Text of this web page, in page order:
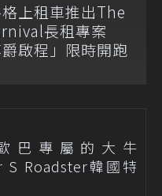
上租車推出The
長租專案
爵啟程」限時開跑
專屬的大牛
S Roadster韓國特